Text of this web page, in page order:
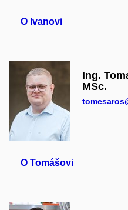
O Ivanovi
Ing.
MSc.
O Tomášovi